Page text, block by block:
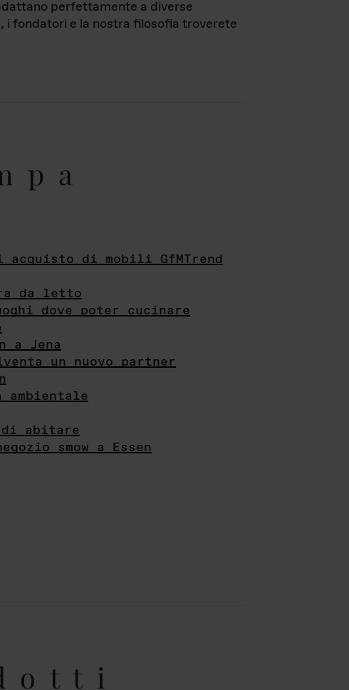
perfettamente a diverse
i fondatori e la nostra filosofia troverete
di mobili GfMTrend
da letto
dove poter cucinare
a Jena
un nuovo partner
di abitare
smow a Essen